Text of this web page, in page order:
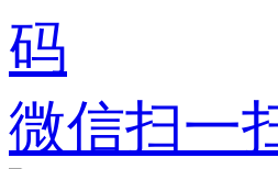
微信扫一